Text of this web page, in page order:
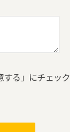
する」にチェック